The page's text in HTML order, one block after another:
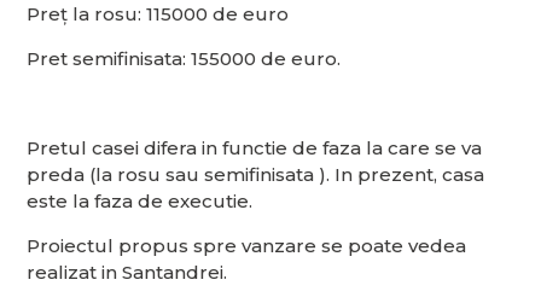
Preț la rosu: 115000 de euro
Pret semifinisata: 155000 de euro.
Pretul casei difera in functie de faza la care se va
preda (la rosu sau semifinisata ). In prezent, casa
este la faza de executie.
Proiectul propus spre vanzare se poate vedea
realizat in Santandrei.